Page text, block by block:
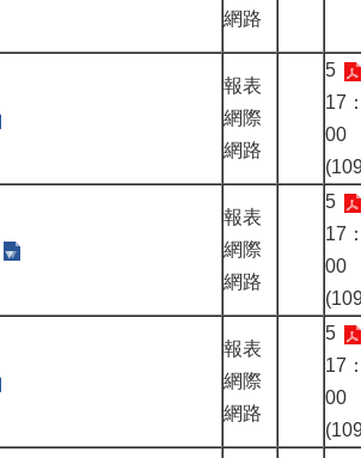
網路
報表
網際
網路
5
17：
00
報表
網際
網路
5
17：
00
報表
網際
網路
5
17：
00